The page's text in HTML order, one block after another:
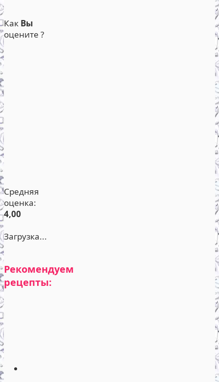
Как Вы
оцените ?
Средняя
оценка:
4,00
Загрузка...
Рекомендуем
рецепты: